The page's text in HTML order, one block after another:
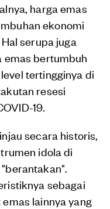
harga emas
ekonomi
serupa juga
emas bertumbuh
tertingginya di
resesi
19.
secara historis,
idola di
sebagai
lainnya yang